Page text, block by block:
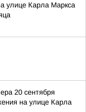
улице Карла Маркса
20 сентября
на улице Карла